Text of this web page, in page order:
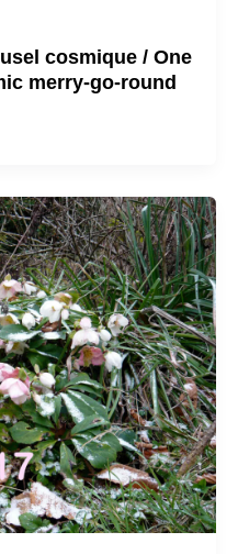
cosmique / One
merry-go-round